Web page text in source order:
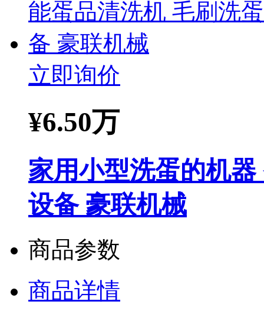
立即询价
¥6.50万
家用小型洗蛋的机
设备 豪联机械
商品参数
商品详情